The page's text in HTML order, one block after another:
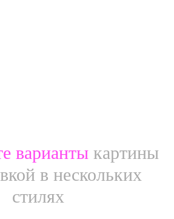
варианты картины
в нескольких
стилях